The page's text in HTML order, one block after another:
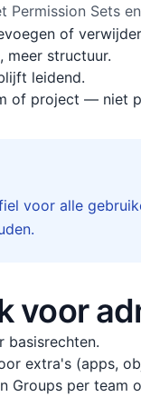
Permission Sets
of
meer structuur.
leidend.
of project — niet
voor alle
voor
basisrechten.
extra's (apps,
Groups per team